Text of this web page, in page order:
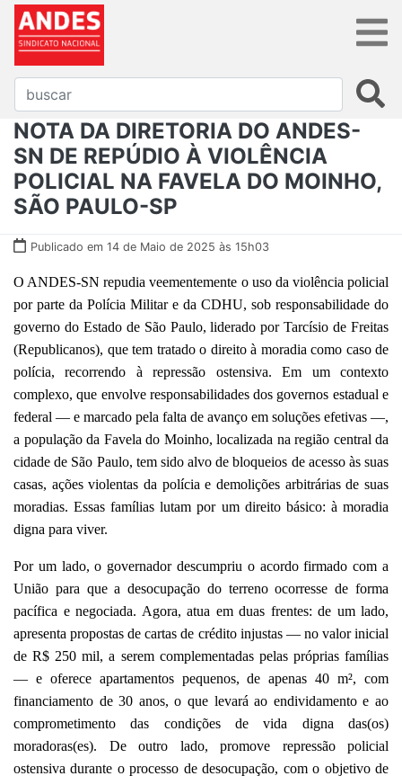
NOTA DA DIRETORIA DO ANDES-
SN DE REPÚDIO À VIOLÊNCIA
POLICIAL NA FAVELA DO MOINHO,
SÃO PAULO-SP
Publicado em 14 de Maio de 2025 às 15h03
O ANDES-SN repudia veementemente o uso da violência policial
por parte da Polícia Militar e da CDHU, sob responsabilidade do
governo do Estado de São Paulo, liderado por Tarcísio de Freitas
(Republicanos), que tem tratado o direito à moradia como caso de
polícia, recorrendo à repressão ostensiva. Em um contexto
complexo, que envolve responsabilidades dos governos estadual e
federal — e marcado pela falta de avanço em soluções efetivas —,
a população da Favela do Moinho, localizada na região central da
cidade de São Paulo, tem sido alvo de bloqueios de acesso às suas
casas, ações violentas da polícia e demolições arbitrárias de suas
moradias. Essas famílias lutam por um direito básico: à moradia
digna para viver.
Por um lado, o governador descumpriu o acordo firmado com a
União para que a desocupação do terreno ocorresse de forma
pacífica e negociada. Agora, atua em duas frentes: de um lado,
apresenta propostas de cartas de crédito injustas — no valor inicial
de R$ 250 mil, a serem complementadas pelas próprias famílias
— e oferece apartamentos pequenos, de apenas 40 m², com
financiamento de 30 anos, o que levará ao endividamento e ao
comprometimento das condições de vida digna das(os)
moradoras(es). De outro lado, promove repressão policial
ostensiva durante o processo de desocupação, com o objetivo de